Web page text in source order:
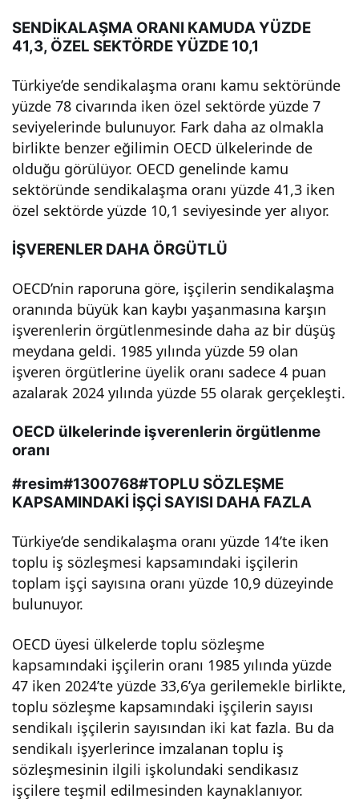
SENDİKALAŞMA ORANI KAMUDA YÜZDE
41,3, ÖZEL SEKTÖRDE YÜZDE 10,1
Türkiye’de sendikalaşma oranı kamu sektöründe
yüzde 78 civarında iken özel sektörde yüzde 7
seviyelerinde bulunuyor. Fark daha az olmakla
birlikte benzer eğilimin OECD ülkelerinde de
olduğu görülüyor. OECD genelinde kamu
sektöründe sendikalaşma oranı yüzde 41,3 iken
özel sektörde yüzde 10,1 seviyesinde yer alıyor.
İŞVERENLER DAHA ÖRGÜTLÜ
OECD’nin raporuna göre, işçilerin sendikalaşma
oranında büyük kan kaybı yaşanmasına karşın
işverenlerin örgütlenmesinde daha az bir düşüş
meydana geldi. 1985 yılında yüzde 59 olan
işveren örgütlerine üyelik oranı sadece 4 puan
azalarak 2024 yılında yüzde 55 olarak gerçekleşti.
OECD ülkelerinde işverenlerin örgütlenme
oranı
#resim#1300768#TOPLU SÖZLEŞME
KAPSAMINDAKİ İŞÇİ SAYISI DAHA FAZLA
Türkiye’de sendikalaşma oranı yüzde 14’te iken
toplu iş sözleşmesi kapsamındaki işçilerin
toplam işçi sayısına oranı yüzde 10,9 düzeyinde
bulunuyor.
OECD üyesi ülkelerde toplu sözleşme
kapsamındaki işçilerin oranı 1985 yılında yüzde
47 iken 2024’te yüzde 33,6’ya gerilemekle birlikte,
toplu sözleşme kapsamındaki işçilerin sayısı
sendikalı işçilerin sayısından iki kat fazla. Bu da
sendikalı işyerlerince imzalanan toplu iş
sözleşmesinin ilgili işkolundaki sendikasız
işçilere teşmil edilmesinden kaynaklanıyor.
erler
i ve
İşçi
Hakl
eri